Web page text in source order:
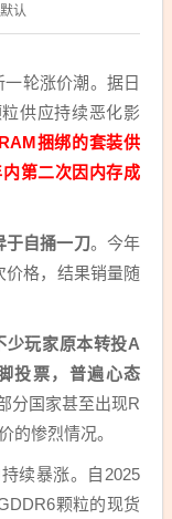
默认
轮涨价潮。据日
供应持续恶化影
捆绑的套装供
第二次因内存成
于自捅一刀。今年
价格，结果销量随
少玩家原本转投A
投票，普遍心态
分国家甚至出现R
的惨烈情况。
续暴涨。自2025
颗粒的现货